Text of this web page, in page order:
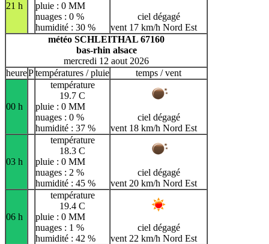
21 h
pluie : 0 MM
nuages : 0 %
humidité : 30 %
ciel dégagé
vent 17 km/h Nord Est
météo SCHLEITHAL 67160
bas-rhin alsace
mercredi 12 aout 2026
heurePtempératures / pluie temps / vent
00 h
température
19.7 C
pluie : 0 MM
nuages : 0 %
humidité : 37 %
ciel dégagé
vent 18 km/h Nord Est
03 h
température
18.3 C
pluie : 0 MM
nuages : 2 %
humidité : 45 %
ciel dégagé
vent 20 km/h Nord Est
06 h
température
19.4 C
pluie : 0 MM
nuages : 1 %
humidité : 42 %
ciel dégagé
vent 22 km/h Nord Est